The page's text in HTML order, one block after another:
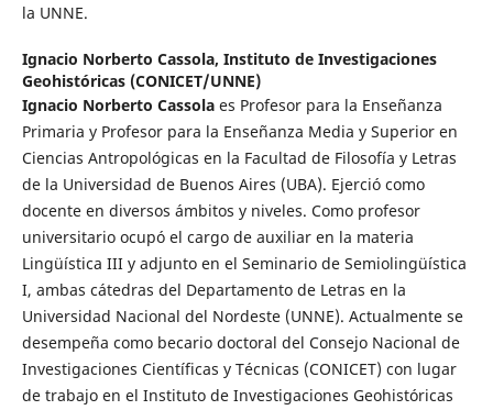
la UNNE.
Ignacio Norberto Cassola, Instituto de Investigaciones
Geohistóricas (CONICET/UNNE)
Ignacio Norberto Cassolaes Profesor para la Enseñanza
Primaria y Profesor para la Enseñanza Media y Superior en
Ciencias Antropológicas en la Facultad de Filosofía y Letras
de la Universidad de Buenos Aires (UBA). Ejerció como
docente en diversos ámbitos y niveles. Como profesor
universitario ocupó el cargo de auxiliar en la materia
Lingüística III y adjunto en el Seminario de Semiolingüística
I, ambas cátedras del Departamento de Letras en la
Universidad Nacional del Nordeste (UNNE). Actualmente se
desempeña como becario doctoral del Consejo Nacional de
Investigaciones Científicas y Técnicas (CONICET) con lugar
de trabajo en el Instituto de Investigaciones Geohistóricas